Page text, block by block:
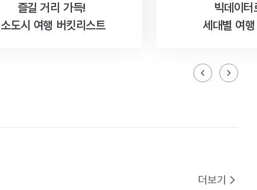
즐길 거리 가득!
소도시 여행 버킷리스트
빅데이터
세대별 여
더보기